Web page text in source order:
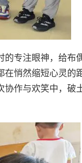
专注眼神，给布
在悄然缩短心灵的
作与欢笑中，破